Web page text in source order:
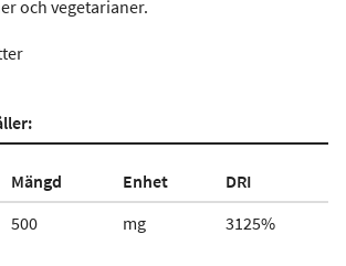
och vegetarianer.
Mängd Enhet
DRI
500 mg 3125%